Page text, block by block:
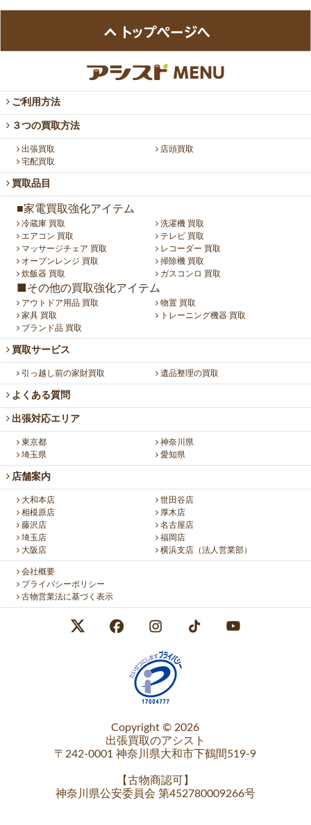
ご利用方法
３つの買取方法
出張買取
店頭買取
宅配買取
買取品目
■家電買取強化アイテム
冷蔵庫 買取
洗濯機 買取
エアコン 買取
テレビ 買取
マッサージチェア 買取
レコーダー 買取
オーブンレンジ 買取
掃除機 買取
炊飯器 買取
ガスコンロ 買取
■その他の買取強化アイテム
アウトドア用品 買取
物置 買取
家具 買取
トレーニング機器 買取
ブランド品 買取
買取サービス
引っ越し前の家財買取 遺品整理の買取
よくある質問
出張対応エリア
東京都
神奈川県
埼玉県
愛知県
店舗案内
大和本店
世田谷店
相模原店
厚木店
藤沢店
名古屋店
埼玉店
福岡店
大阪店
横浜支店（法人営業部）
会社概要
プライバシーポリシー
古物営業法に基づく表示
Copyright © 2026
出張買取のアシスト
〒242-0001 神奈川県大和市下鶴間519-9
【古物商認可
】
神奈川県公安委員会 第452780009266号